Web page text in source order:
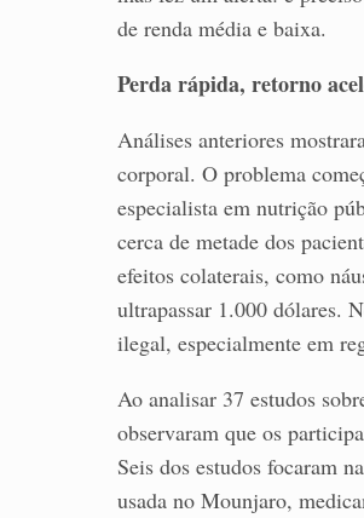
de renda média e baixa.
Perda rápida, retorno
Análises anteriores
corporal. O problema
especialista em nutrição
cerca de metade dos
efeitos colaterais, como
ultrapassar 1.000 dólares.
ilegal, especialmente em
Ao analisar 37 estudos
observaram que os
Seis dos estudos focaram
usada no Mounjaro,